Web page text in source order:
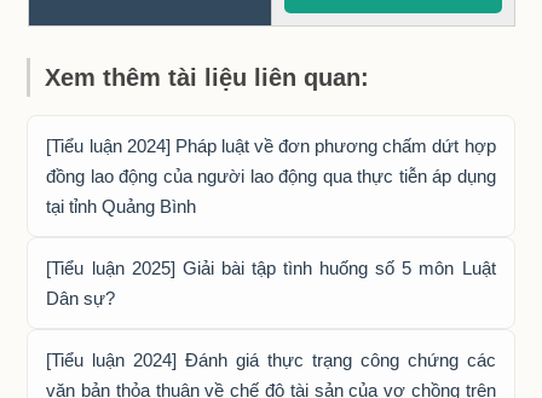
Xem thêm tài liệu liên quan:
[Tiểu luận 2024] Pháp luật về đơn phương chấm dứt hợp
đồng lao động của người lao động qua thực tiễn áp dụng
tại tỉnh Quảng Bình
[Tiểu luận 2025] Giải bài tập tình huống số 5 môn Luật
Dân sự?
[Tiểu luận 2024] Đánh giá thực trạng công chứng các
văn bản thỏa thuận về chế độ tài sản của vợ chồng trên